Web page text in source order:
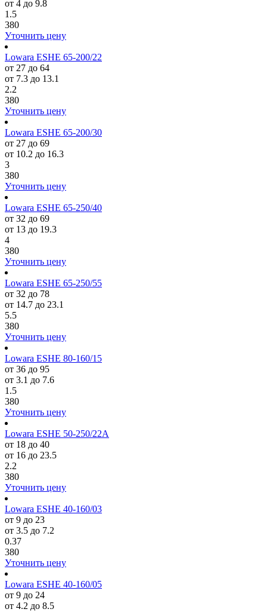
от 4 до 9.8
1.5
380
Уточнить цену
Lowara ESHE 65-200/22
от 27 до 64
от 7.3 до 13.1
2.2
380
Уточнить цену
Lowara ESHE 65-200/30
от 27 до 69
от 10.2 до 16.3
3
380
Уточнить цену
Lowara ESHE 65-250/40
от 32 до 69
от 13 до 19.3
4
380
Уточнить цену
Lowara ESHE 65-250/55
от 32 до 78
от 14.7 до 23.1
5.5
380
Уточнить цену
Lowara ESHE 80-160/15
от 36 до 95
от 3.1 до 7.6
1.5
380
Уточнить цену
Lowara ESHE 50-250/22A
от 18 до 40
от 16 до 23.5
2.2
380
Уточнить цену
Lowara ESHE 40-160/03
от 9 до 23
от 3.5 до 7.2
0.37
380
Уточнить цену
Lowara ESHE 40-160/05
от 9 до 24
от 4.2 до 8.5